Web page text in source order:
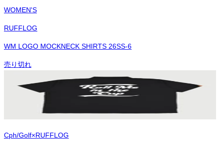
WOMEN'S
RUFFLOG
WM LOGO MOCKNECK SHIRTS 26SS-6
売り切れ
Cph/Golf×RUFFLOG